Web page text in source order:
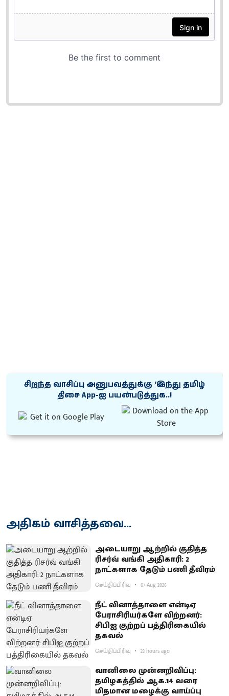
சிறந்த வாசிப்பு அனுபவத்துக்கு ‘இந்து தமிழ்
திசை App-ஐ பயன்படுத்துக..!
அதிகம் வாசித்தவை...
அடையாறு ஆற்றில் குதித்த
ரிசர்வ் வங்கி அதிகாரி: 2
நாட்களாக தேடும் பணி தீவிரம்
செய்திப்பிரிவு 07 Aug 2026
நீட் வினாத்தாளை என்டிஏ
பேராசிரியர்களே விற்றனர்:
சிபிஐ குற்றப் பத்திரிகையில்
தகவல்
செய்திப்பிரிவு 23 hours ago
வானிலை முன்னறிவிப்பு:
தமிழகத்தில் ஆக.14 வரை
மிதமான மழைக்கு வாய்ப்பு